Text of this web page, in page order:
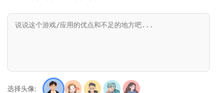
选择头像: